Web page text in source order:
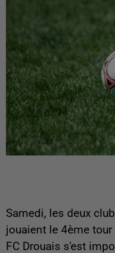
Samedi, les deux
jouaient le 4ème tour
FC Drouais s'est